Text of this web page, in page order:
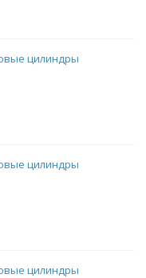
цилиндры
цилиндры
цилиндры